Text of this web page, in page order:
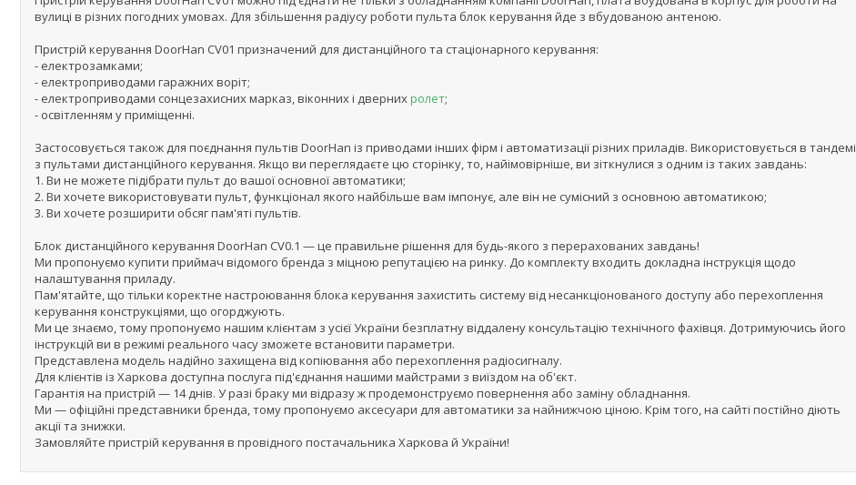
вулиці в різних погодних умовах. Для збільшення радіусу роботи пульта блок керування йде з вбудованою антеною.
Пристрій керування DoorHan CV01 призначений для дистанційного та стаціонарного керування:
- електрозамками;
- електроприводами гаражних воріт;
- електроприводами сонцезахисних марказ, віконних і двернихролет;
- освітленням у приміщенні.
Застосовується також для поєднання пультів DoorHan із приводами інших фірм і автоматизації різних приладів. Використовується в тандемі
з пультами дистанційного керування. Якщо ви переглядаєте цю сторінку, то, найімовірніше, ви зіткнулися з одним із таких завдань:
1. Ви не можете підібрати пульт до вашої основної автоматики;
2. Ви хочете використовувати пульт, функціонал якого найбільше вам імпонує, але він не сумісний з основною автоматикою;
3. Ви хочете розширити обсяг пам'яті пультів.
Блок дистанційного керування DoorHan CV0.1 — це правильне рішення для будь-якого з перерахованих завдань!
Ми пропонуємо купити приймач відомого бренда з міцною репутацією на ринку. До комплекту входить докладна інструкція щодо
налаштування приладу.
Пам'ятайте, що тільки коректне настроювання блока керування захистить систему від несанкціонованого доступу або перехоплення
керування конструкціями, що огорджують.
Ми це знаємо, тому пропонуємо нашим клієнтам з усієї України безплатну віддалену консультацію технічного фахівця. Дотримуючись його
інструкцій ви в режимі реального часу зможете встановити параметри.
Представлена модель надійно захищена від копіювання або перехоплення радіосигналу.
Для клієнтів із Харкова доступна послуга під'єднання нашими майстрами з виїздом на об'єкт.
Гарантія на пристрій — 14 днів. У разі браку ми відразу ж продемонструємо повернення або заміну обладнання.
Ми — офіційні представники бренда, тому пропонуємо аксесуари для автоматики за найнижчою ціною. Крім того, на сайті постійно діють
акції та знижки.
Замовляйте пристрій керування в провідного постачальника Харкова й України!